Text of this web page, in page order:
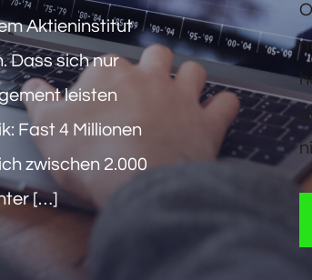
Aktieninstitut
Dass sich nur
leisten
Fast 4 Millionen
zwischen 2.000
[…]